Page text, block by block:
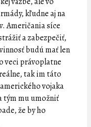
kľudne aj na
Američania síce
a zabezpečiť,
budú mať len
veci právoplatne
tak im táto
vojaka
tým mu umožniť
že by ho